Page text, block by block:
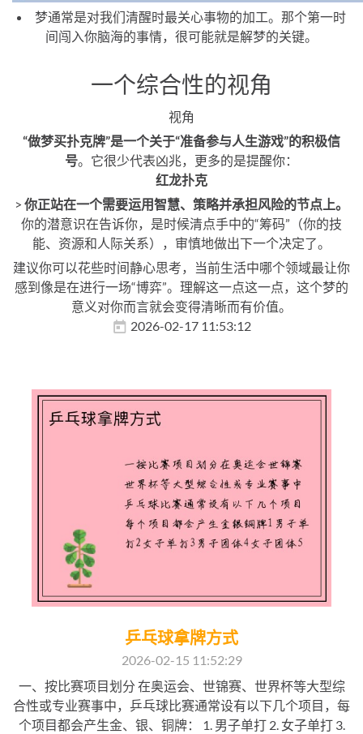
梦通常是对我们清醒时最关心事物的加工。那个第一时
间闯入你脑海的事情，很可能就是解梦的关键。
一个综合性的视角
视角
“做梦买扑克牌”是一个关于“准备参与人生游戏”的积极信
号。它很少代表凶兆，更多的是提醒你：
红龙扑克
> 你正站在一个需要运用智慧、策略并承担风险的节点上。
你的潜意识在告诉你，是时候清点手中的“筹码”（你的技
能、资源和人际关系），审慎地做出下一个决定了。
建议你可以花些时间静心思考，当前生活中哪个领域最让你
感到像是在进行一场“博弈”。理解这一点这一点，这个梦的
意义对你而言就会变得清晰而有价值。
2026-02-17 11:53:12
乒乓球拿牌方式
2026-02-15 11:52:29
一、按比赛项目划分 在奥运会、世锦赛、世界杯等大型综
合性或专业赛事中，乒乓球比赛通常设有以下几个项目，每
个项目都会产生金、银、铜牌： 1. 男子单打 2. 女子单打 3.